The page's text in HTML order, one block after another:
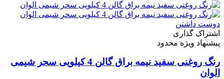
دوست داشتن
اشتراک گذاری
پیشنهاد ویژه محدود
رنگ روغنی سفید نیمه براق گالن 4 کیلویی سحر شیمی
الوان